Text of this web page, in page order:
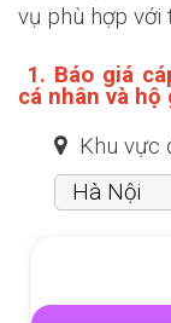
vụ phù hợp với
1. Báo giá
cá nhân và hộ
Khu vực